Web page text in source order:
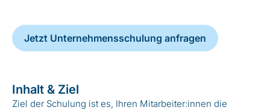
Jetzt Unternehmensschulung anfragen
Inhalt & Ziel
Ziel der Schulung ist es, Ihren Mitarbeiter:innen die